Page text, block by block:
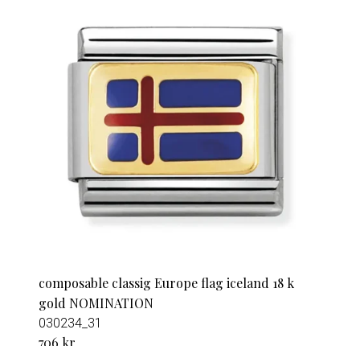
composable classig Europe flag iceland 18 k
gold NOMINATION
030234_31
706 kr